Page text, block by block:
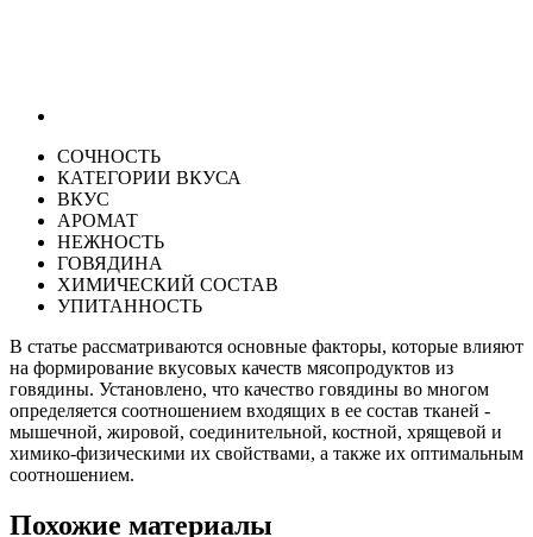
СОЧНОСТЬ
КАТЕГОРИИ ВКУСА
ВКУС
АРОМАТ
НЕЖНОСТЬ
ГОВЯДИНА
ХИМИЧЕСКИЙ СОСТАВ
УПИТАННОСТЬ
В статье рассматриваются основные факторы, которые влияют
на формирование вкусовых качеств мясопродуктов из
говядины. Установлено, что качество говядины во многом
определяется соотношением входящих в ее состав тканей -
мышечной, жировой, соединительной, костной, хрящевой и
химико-физическими их свойствами, а также их оптимальным
соотношением.
Похожие материалы